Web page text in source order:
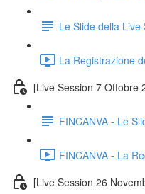
Le Slide della
La Registrazione
[Live Session 7 Ottobre
FINCANVA - Le
FINCANVA - La
[Live Session 26